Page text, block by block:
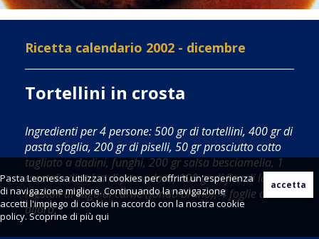
Pasta Leonessa utilizza i cookies per offrirti un'esperienza
di navigazione migliore. Continuando la navigazione
accetti l'impiego di cookie in accordo con la nostra cookie
policy. Scoprine di più qui
Ricetta calendario 2002 - dicembre
Tortellini in crosta
Ingredienti per 4 persone: 500 gr di tortellini, 400 gr di
pasta sfoglia, 200 gr di piselli, 50 gr prosciutto cotto
tagliato a dadini, funghi, 200 gr salsa besciamella, 1
mestolo di salsa di pomodoro, 100 gr di fior di latte, 4
mestoli di sugo di carne (fondo bruno); 4 foglie di
alloro.